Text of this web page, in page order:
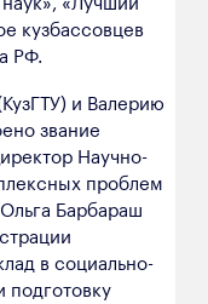
кузбассовцев
РФ.
и Валерию
звание
Научно-
проблем
Барбараш
в социально-
подготовку